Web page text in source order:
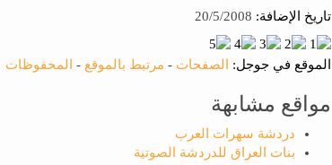
تاريخ الإضافة:
الموقع في جوجل: الصفحات - مرتبط بالموقع - المحفوظات
مواقع مشابهة
دردشة سهرات العرب
بنات العراق للدردشة الصوتية